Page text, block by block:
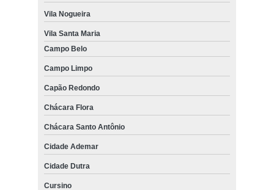
Vila Nogueira
Vila Santa Maria
Campo Belo
Campo Limpo
Capão Redondo
Chácara Flora
Chácara Santo Antônio
Cidade Ademar
Cidade Dutra
Cursino